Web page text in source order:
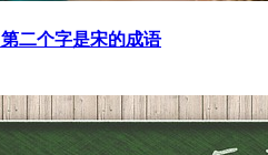
二个字是宋的成语